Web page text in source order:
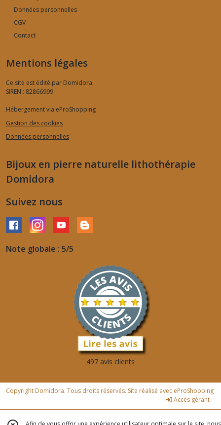
Données personnelles
CGV
Contact
Mentions légales
Ce site est édité par Domidora.
SIREN : 82866999
Hébergement via eProShopping
Gestion des cookies
Données personnelles
Bijoux en pierre naturelle lithothérapie
Domidora
Suivez nous
Note globale : 5/5
497 avis clients
Copyright Domidora. Tous droits réservés. Site réalisé avec eProShopping
Accès gérant